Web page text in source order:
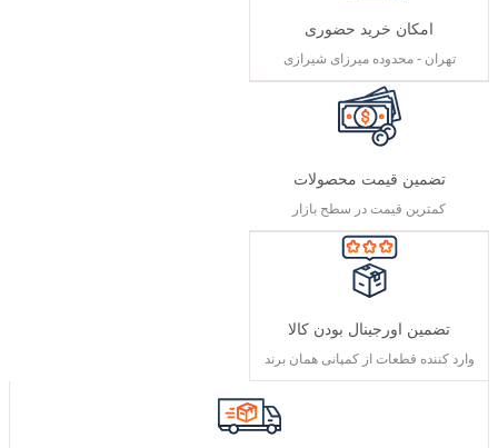
امکان خرید حضوری
تهران - محدوده میرزای شیرازی
تضمین قیمت محصولات
کمترین قیمت در سطح بازار
تضمین اورجینال بودن کالا
وارد کننده قطعات از کمپانی همان برند